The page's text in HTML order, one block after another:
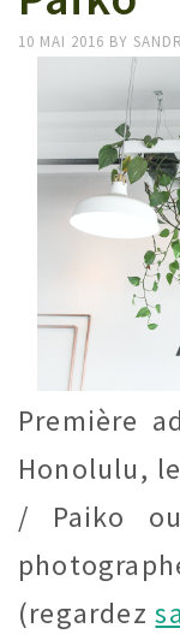
10 MAI 2016 BY
Première
Honolulu,
/ Paiko
(regardez